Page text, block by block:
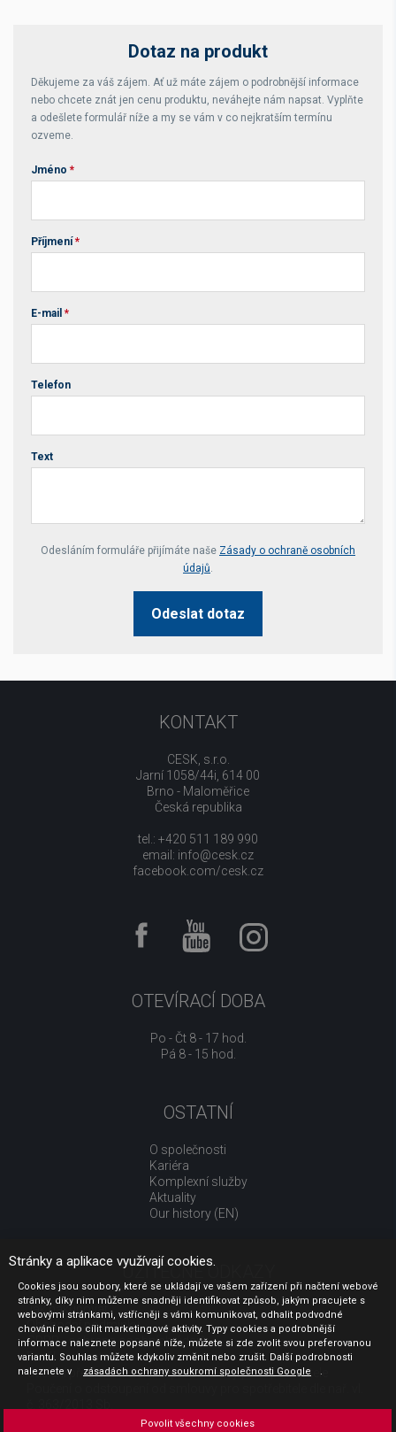
Dotaz na produkt
Děkujeme za váš zájem. Ať už máte zájem o podrobnější informace
nebo chcete znát jen cenu produktu, neváhejte nám napsat. Vyplňte
a odešlete formulář níže a my se vám v co nejkratším termínu
ozveme.
Jméno *
Příjmení *
E-mail *
Telefon
Text
Your website *
Odesláním formuláře přijímáte naše Zásady o ochraně osobních
údajů.
Odeslat dotaz
KONTAKT
CESK, s.r.o.
Jarní 1058/44i, 614 00
Brno - Maloměřice
Česká republika
tel.: +420 511 189 990
email: info@cesk.cz
facebook.com/cesk.cz
OTEVÍRACÍ DOBA
Po - Čt 8 - 17 hod.
Pá 8 - 15 hod.
OSTATNÍ
O společnosti
Kariéra
Komplexní služby
Aktuality
Our history (EN)
UŽITEČNÉ ODKAZY
Jak nakupovat
Obchodní podmínky
GDPR - ochrana osobních údajů
Profil zadavatele
Sdělení před uzavřením kupní smlouvy pro spotřebitele
Stránky a aplikace využívají cookies.
Cookies jsou soubory, které se ukládají ve vašem zařízení při načtení webové
stránky, díky nim můžeme snadněji identifikovat způsob, jakým pracujete s
webovými stránkami, vstřícněji s vámi komunikovat, odhalit podvodné
chování nebo cílit marketingové aktivity. Typy cookies a podrobnější
informace naleznete popsané níže, můžete si zde zvolit svou preferovanou
variantu. Souhlas můžete kdykoliv změnit nebo zrušit. Další podrobnosti
naleznete v
zásadách ochrany soukromí společnosti Google .
Povolit všechny cookies